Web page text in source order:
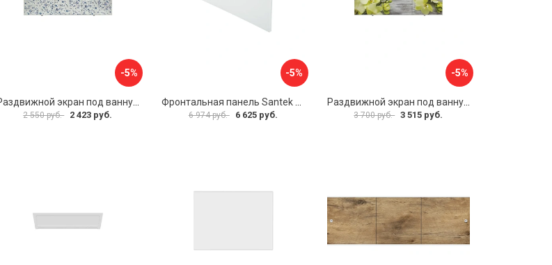
-5%
Раздвижной экран под ванну PERFECTO LINEA 36-001511
2 550 руб. 2 423 руб.
-5%
Фронтальная панель Santek 1.WH30.2.498 00000067322
6 974 руб. 6 625 руб.
-5%
Раздвижной экран под ванну PERFECTO LINEA 36-031509
3 700 руб. 3 515 руб.